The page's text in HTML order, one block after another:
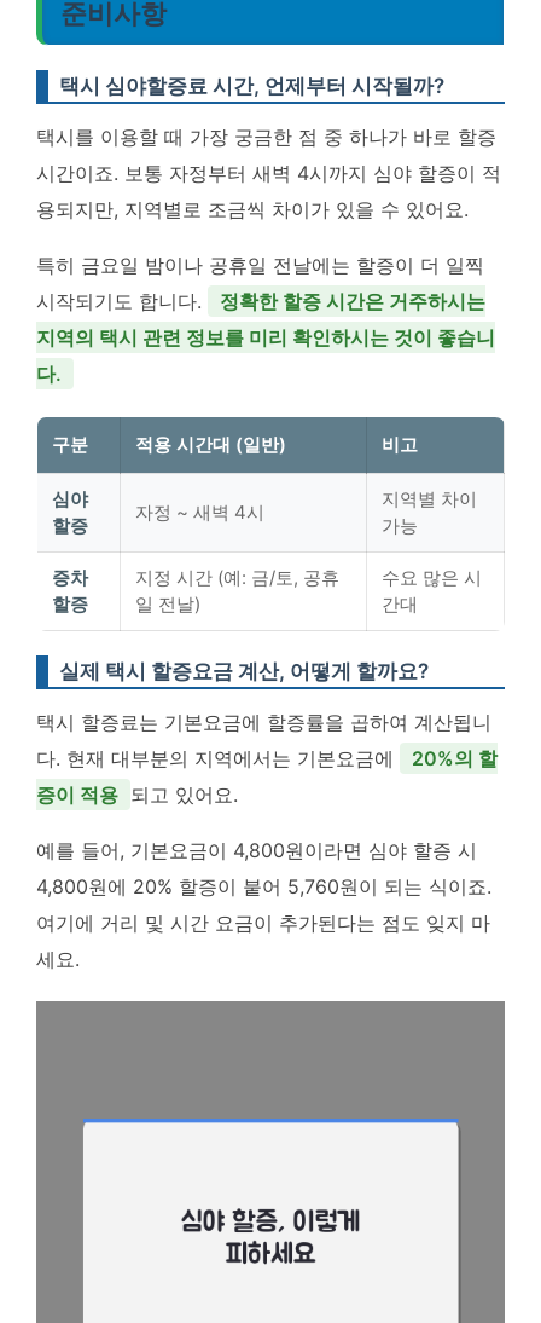
준비사항
택시 심야할증료 시간, 언제부터 시작될까?
택시를 이용할 때 가장 궁금한 점 중 하나가 바로 할증
시간이죠. 보통 자정부터 새벽 4시까지 심야 할증이 적
용되지만, 지역별로 조금씩 차이가 있을 수 있어요.
특히 금요일 밤이나 공휴일 전날에는 할증이 더 일찍
시작되기도 합니다.
정확한 할증 시간은 거주하시는
지역의 택시 관련 정보를 미리 확인하시는 것이 좋습니
다.
구분 적용 시간대 (일반) 비고
심야
할증
자정 ~ 새벽 4시
지역별 차이
가능
증차
할증
지정 시간 (예: 금/토, 공휴
일 전날)
수요 많은 시
간대
실제 택시 할증요금 계산, 어떻게 할까요?
택시 할증료는 기본요금에 할증률을 곱하여 계산됩니
다. 현재 대부분의 지역에서는 기본요금에
20%의 할
증이 적용 되고 있어요.
예를 들어, 기본요금이 4,800원이라면 심야 할증 시
4,800원에 20% 할증이 붙어 5,760원이 되는 식이죠.
여기에 거리 및 시간 요금이 추가된다는 점도 잊지 마
세요.